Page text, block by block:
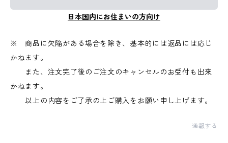
日本国内にお住まいの方向け
※ 商品に欠陥がある場合を除き、基本的には返品には応じ
かねます。
また、注文完了後のご注文のキャンセルのお受付も出来
かねます。
以上の内容をご了承の上ご購入をお願い申し上げます。
通報する